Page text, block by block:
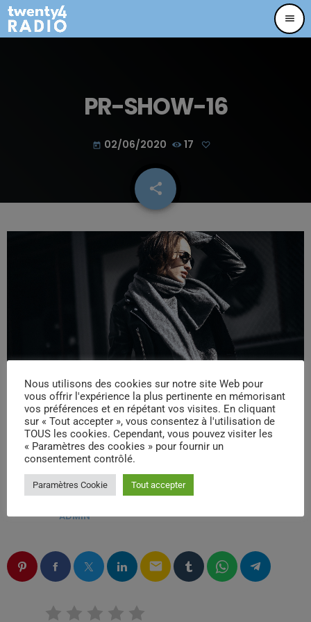
menu
PR-SHOW-16
today 02/06/2020 17
share
email
ÉCRIT PAR:ADMIN
email
Nous utilisons des cookies sur notre site Web pour
vous offrir l'expérience la plus pertinente en mémorisant
vos préférences et en répétant vos visites. En cliquant
sur « Tout accepter », vous consentez à l'utilisation de
TOUS les cookies. Cependant, vous pouvez visiter les
« Paramètres des cookies » pour fournir un
consentement contrôlé.
Paramètres Cookie Tout accepter